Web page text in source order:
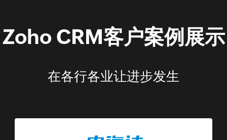
Zoho CRM客户案例展示
在各行各业让进步发生